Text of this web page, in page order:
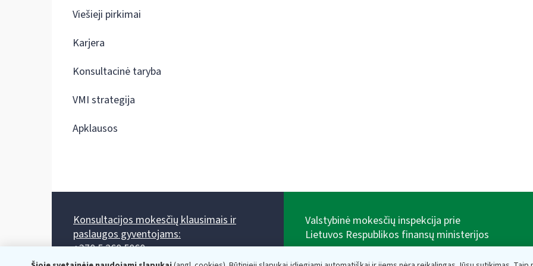
Viešieji pirkimai
Karjera
Konsultacinė taryba
VMI strategija
Apklausos
Konsultacijos mokesčių klausimais ir
paslaugos gyventojams:
+370 5 260 5060
Darbo laikas: I-IV 8.00-17.00, V 8.00-15.45.
Valstybinė mokesčių inspekcija prie
Lietuvos Respublikos finansų ministerijos
adresas: Vasario 16-osios g. 14, 01107 Vilnius, Lietuva,